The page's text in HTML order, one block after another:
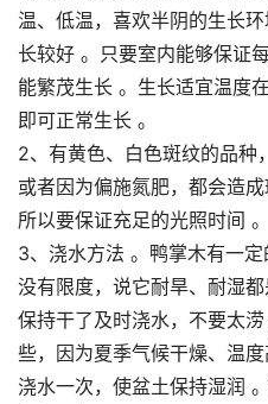
温、低温，喜欢半阴的生长
长较好 。只要室内能够保证
能繁茂生长 。生长适宜温度
即可正常生长 。
2、有黄色、白色斑纹的品种
或者因为偏施氮肥，都会造
所以要保证充足的光照时间 。
3、浇水方法 。鸭掌木有一
没有限度，说它耐旱、耐湿
保持干了及时浇水，不要太
些，因为夏季气候干燥、温
浇水一次，使盆土保持湿润